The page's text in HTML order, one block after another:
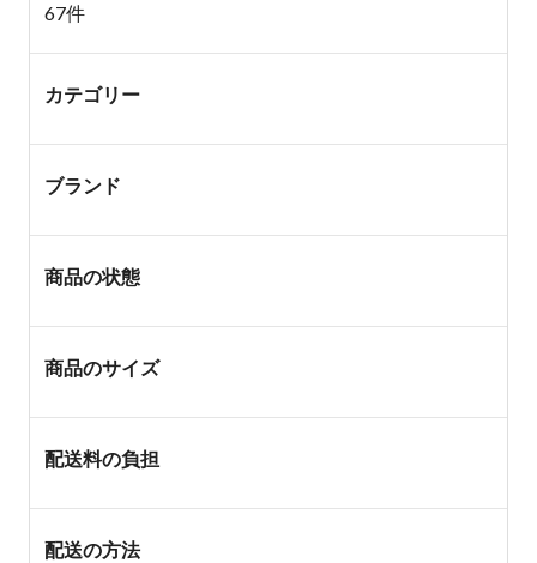
67件
カテゴリー
ブランド
商品の状態
商品のサイズ
配送料の負担
配送の方法